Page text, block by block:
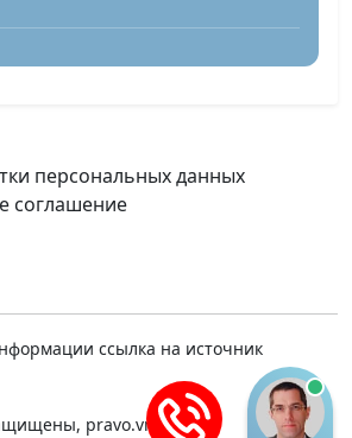
персональных данных
соглашение
ссылка на источник
pravo.vnmsk.ru.